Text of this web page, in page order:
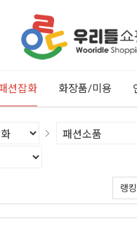
션잡화 화장품/미용
랭